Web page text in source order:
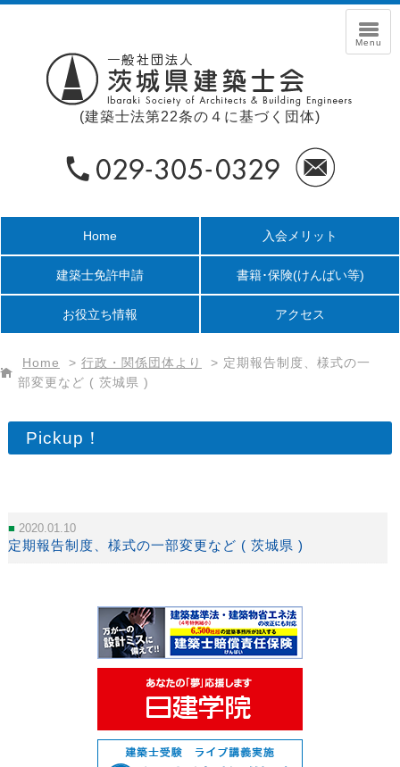
(建築士法第22条の４に基づく団体)
Home 入会メリット
建築士免許申請 書籍･保険(けんばい等)
お役立ち情報 アクセス
Home > 行政・関係団体より > 定期報告制度、様式の一
部変更など ( 茨城県 )
Pickup！
2020.01.10
定期報告制度、様式の一部変更など ( 茨城県 )